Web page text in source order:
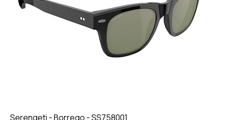
Serengeti - Borrego - SS758001